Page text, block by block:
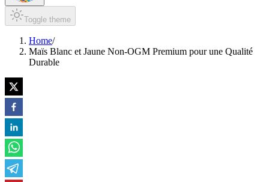
Toggle theme
Home/
Maïs Blanc et Jaune Non-OGM Premium pour une Qualité
Durable